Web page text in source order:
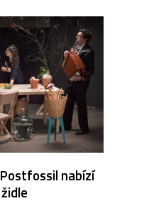
nabízí